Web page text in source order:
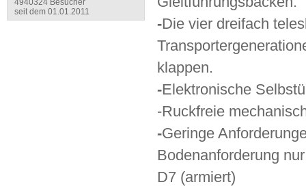
-Die vier dreifach
klappen.
-Elektronische
-Ruckfreie
-Geringe
Bodenanforderung
D7 (armiert)
4940324 Besucher
seit dem 01.01.2011